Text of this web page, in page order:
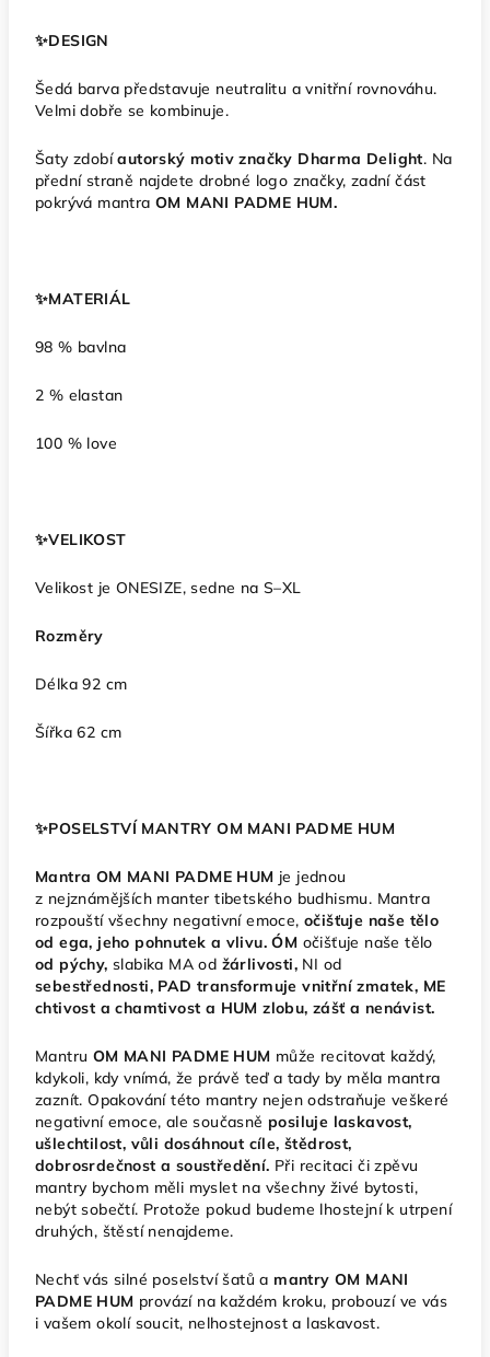
✨️DESIGN
Šedá barva představuje neutralitu a vnitřní rovnováhu.
Velmi dobře se kombinuje.
Šaty zdobíautorský motiv značky Dharma Delight. Na
přední straně najdete drobné logo značky, zadní část
pokrývá mantraOM MANI PADME HUM.
✨️MATERIÁL
98 % bavlna
2 % elastan
100 % love
✨️VELIKOST
Velikost je ONESIZE, sedne na S–XL
Rozměry
Délka 92 cm
Šířka 62 cm
✨️POSELSTVÍ MANTRY OM MANI PADME HUM
Mantra OM MANI PADME HUM je jednou
z nejznámějších manter tibetského budhismu. Mantra
rozpouští všechny negativní emoce, očišťuje naše tělo
od ega, jeho pohnutek a vlivu. ÓM očišťuje naše tělo
od pýchy,slabika MA od žárlivosti, NI od
sebestřednosti, PAD transformuje vnitřní zmatek, ME
chtivost a chamtivost a HUM zlobu, zášť a nenávist.
Mantru OM MANI PADME HUM může recitovat každý,
kdykoli, kdy vnímá, že právě teď a tady by měla mantra
zaznít. Opakování této mantry nejen odstraňuje veškeré
negativní emoce, ale současně posiluje laskavost,
ušlechtilost, vůli dosáhnout cíle, štědrost,
dobrosrdečnost a soustředění. Při recitaci či zpěvu
mantry bychom měli myslet na všechny živé bytosti,
nebýt sobečtí. Protože pokud budeme lhostejní k utrpení
druhých, štěstí nenajdeme.
Nechť vás silné poselství šatů amantry OM MANI
PADME HUM provází na každém kroku, probouzí ve vás
i vašem okolí soucit, nelhostejnost a laskavost.